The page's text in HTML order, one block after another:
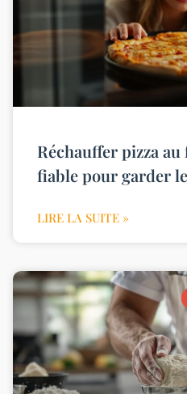
Réchauffer pizza
fiable pour garder
LIRE LA SUITE »